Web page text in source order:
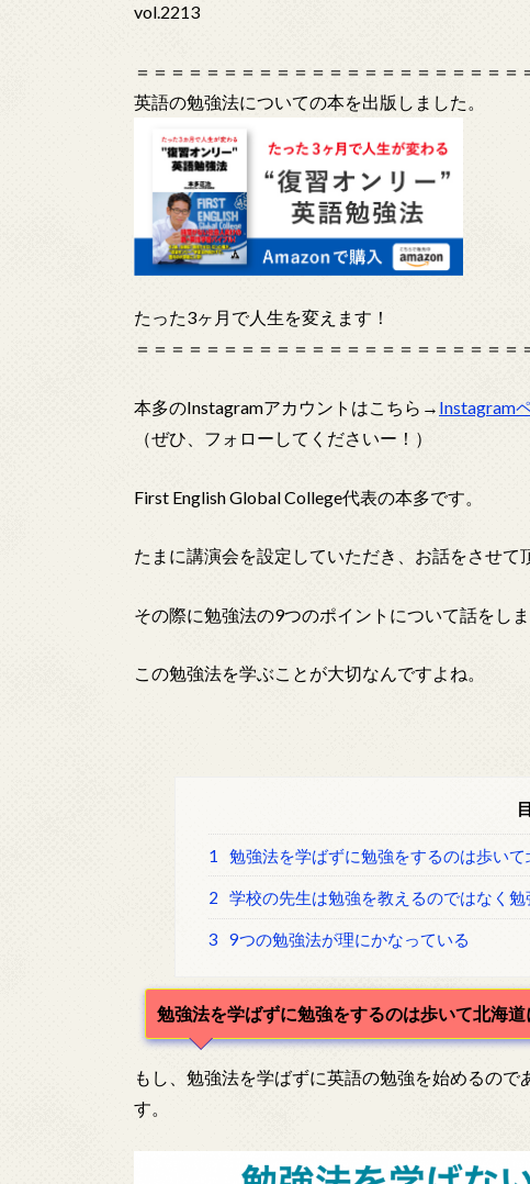
vol.2213
＝＝＝＝＝＝＝＝＝＝＝＝＝＝＝＝＝＝＝＝＝＝
英語の勉強法についての本を出版しました。
たった3ヶ月で人生を変えます！
＝＝＝＝＝＝＝＝＝＝＝＝＝＝＝＝＝＝＝＝＝＝
本多のInstagramアカウントはこちら→ Instagram
（ぜひ、フォローしてくださいー！）
First English Global College代表の本多です。
たまに講演会を設定していただき、お話をさせて
その際に勉強法の9つのポイントについて話をしま
この勉強法を学ぶことが大切なんですよね。
1 勉強法を学ばずに勉強をするのは歩い
2 学校の先生は勉強を教えるのではなく勉
3 9つの勉強法が理にかなっている
勉強法を学ばずに勉強をするのは歩いて北海
もし、勉強法を学ばずに英語の勉強を始めるの
す。